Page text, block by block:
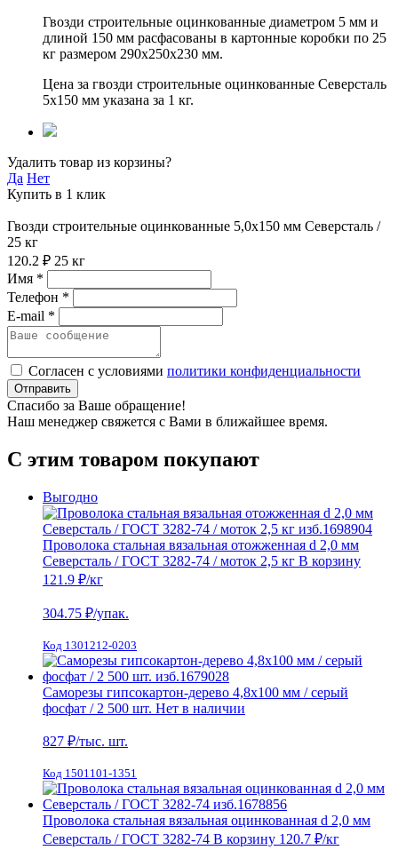
Гвозди строительные оцинкованные диаметром 5 мм и
длиной 150 мм расфасованы в картонные коробки по 25
кг размером 290х250х230 мм.
Цена за гвозди строительные оцинкованные Северсталь
5х150 мм указана за 1 кг.
Удалить товар из корзины?
Да Нет
Купить в 1 клик
Гвозди строительные оцинкованные 5,0х150 мм Северсталь /
25 кг
120.2 ₽ 25 кг
Имя *
Телефон *
E-mail *
Согласен с условиями политики конфиденциальности
Отправить
Спасибо за Ваше обращение!
Наш менеджер свяжется с Вами в ближайшее время.
С этим товаром покупают
Выгодно
Проволока стальная вязальная отожженная d 2,0 мм
Северсталь / ГОСТ 3282-74 / моток 2,5 кг В корзину
121.9 ₽/кг
304.75 ₽/упак.
Код 1301212-0203
Саморезы гипсокартон-дерево 4,8х100 мм / серый
фосфат / 2 500 шт. Нет в наличии
827 ₽/тыс. шт.
Код 1501101-1351
Проволока стальная вязальная оцинкованная d 2,0 мм
Северсталь / ГОСТ 3282-74 В корзину 120.7 ₽/кг